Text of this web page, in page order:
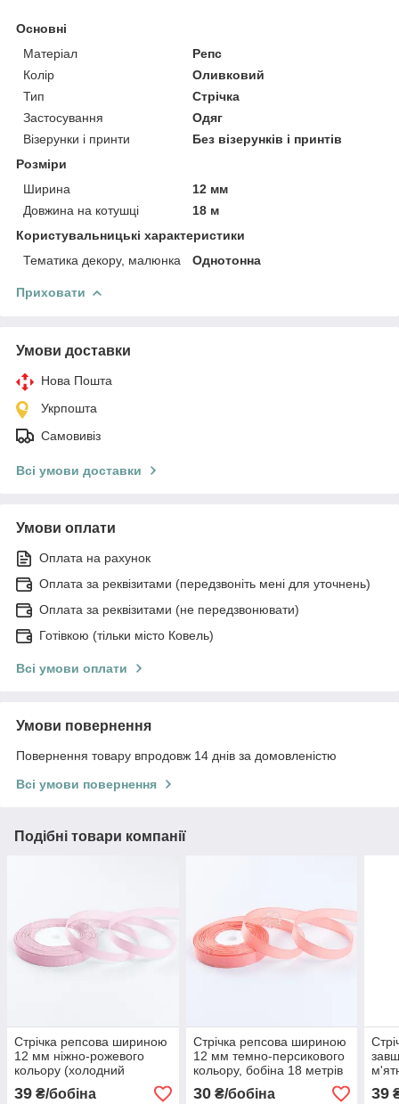
Основні
Матеріал
Репс
Колір
Оливковий
Тип
Стрічка
Застосування
Одяг
Візерунки і принти
Без візерунків і принтів
Розміри
Ширина
12 мм
Довжина на котушці
18 м
Користувальницькі характеристики
Тематика декору, малюнка
Однотонна
Приховати
Умови доставки
Нова Пошта
Укрпошта
Самовивіз
Всі умови доставки
Умови оплати
Оплата на рахунок
Оплата за реквізитами (передзвоніть мені для уточнень)
Оплата за реквізитами (не передзвонювати)
Готівкою (тільки місто Ковель)
Всі умови оплати
Умови повернення
Повернення товару впродовж 14 днів за домовленістю
Всі умови повернення
Подібні товари компанії
Стрічка репсова шириною
12 мм ніжно-рожевого
кольору (холодний
відтінок), бобіна 23 м
39 ₴/бобіна
Стрічка репсова шириною
12 мм темно-персикового
кольору, бобіна 18 метрів
30₴/бобіна
23 м
39